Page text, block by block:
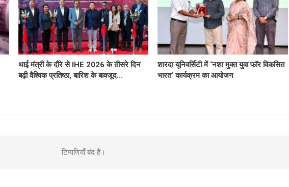
थाई मंत्री के दौरे से IHE 2026 के तीसरे दिन
बढ़ी वैश्विक प्रतिष्ठा, बारिश के बावजूद…
शारदा यूनिवर्सिटी में ‘नशा मुक्त युवा फॉर विकसित
भारत’ कार्यक्रम का आयोजन
टिप्पणियाँ बंद हैं।